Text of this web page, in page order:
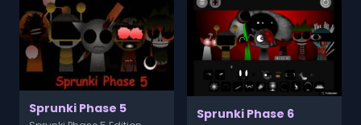
Sprunki Phase 5 Sprunki Phase 6